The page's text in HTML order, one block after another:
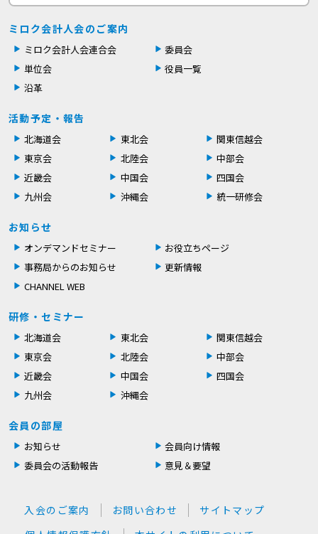
ミロク会計人会のご案内
ミロク会計人会連合会
委員会
単位会
役員一覧
沿革
活動予定・報告
北海道会 東北会
関東信越会
東京会
北陸会
中部会
近畿会
中国会
四国会
九州会
沖縄会 統一研修会
お知らせ
オンデマンドセミナー
お役立ちページ
事務局からのお知らせ
更新情報
CHANNEL WEB
研修・セミナー
北海道会 東北会
関東信越会
東京会
北陸会
中部会
近畿会
中国会
四国会
九州会
沖縄会
会員の部屋
お知らせ
会員向け情報
委員会の活動報告
意見＆要望
入会のご案内 お問い合わせ
サイトマップ